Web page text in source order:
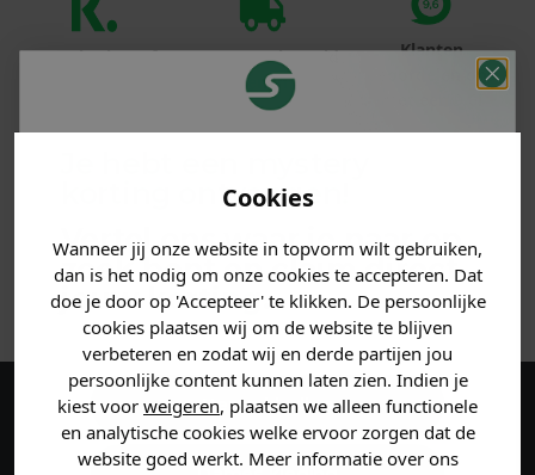
Cookies
Wanneer jij onze website in topvorm wilt gebruiken,
dan is het nodig om onze cookies te accepteren. Dat
doe je door op 'Accepteer' te klikken. De persoonlijke
cookies plaatsen wij om de website te blijven
verbeteren en zodat wij en derde partijen jou
persoonlijke content kunnen laten zien. Indien je
kiest voor weigeren, plaatsen we alleen functionele
en analytische cookies welke ervoor zorgen dat de
website goed werkt. Meer informatie over ons
Betaal achteraf
Voor 23:59 besteld
is morgen in huis!*
Klanten
beoordelen ons
ANDERE BESTELDEN OOK
Maak een account aan en ontvang 5%
korting op je eerste bestelling!
korting ontvangen!
Vertel ons waar je naar op
zoek bent en claim direct
jouwkorting.
Heren kleding